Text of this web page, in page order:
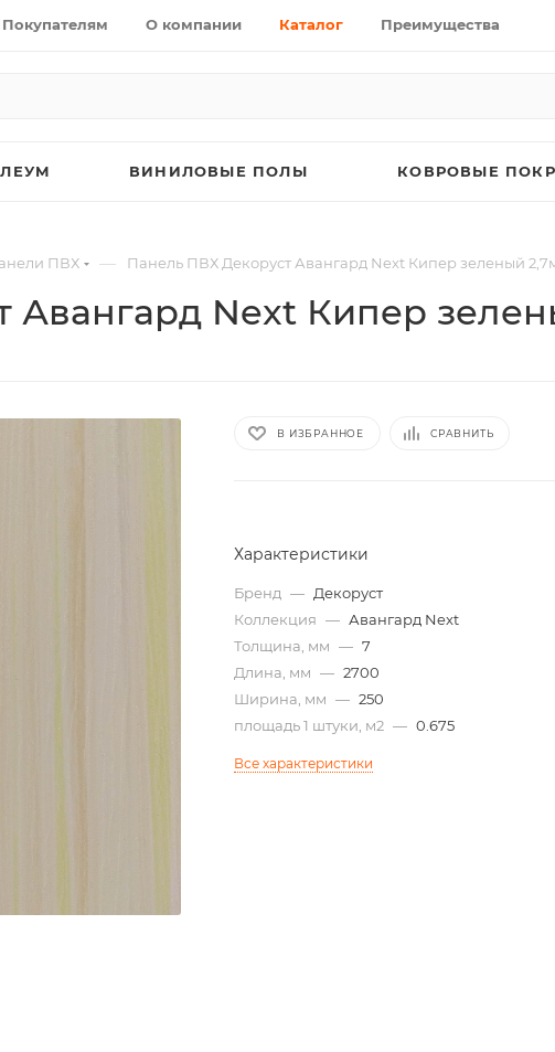
Покупателям О компании Каталог Преимущества
ВИНИЛОВЫЕ ПОЛЫ КОВРОВЫЕ
ПВХ — Панель ПВХ Декоруст Авангард Next Кипер зеленый
Авангард Next Кипер
В ИЗБРАННОЕ СРАВНИТЬ
Характеристики
Бренд — Декоруст
Коллекция — Авангард Next
Толщина, мм — 7
Длина, мм — 2700
Ширина, мм — 250
площадь 1 штуки, м2 — 0.675
Все характеристики